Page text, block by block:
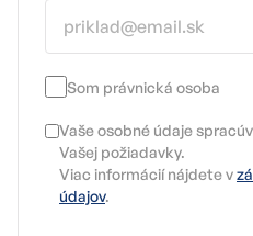
Som právnická osoba
Vaše osobné údaje
Vašej požiadavky.
Viac informácií nájdete v
údajov.